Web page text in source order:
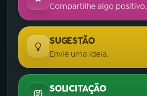
Compartilhe algo positivo.
SUGESTÃO
Envie uma ideia.
SOLICITAÇÃO